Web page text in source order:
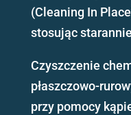
(Cleaning In
stosując
Czyszczenie
płaszczowo-
przy pomocy